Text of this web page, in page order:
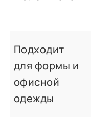
Подходит
для формы и
офисной
одежды